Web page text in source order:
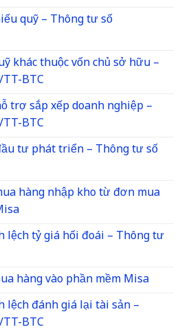
quỹ – Thông tư số
khác thuộc vốn chủ sở hữu –
BTC
trợ sắp xếp doanh nghiệp –
BTC
tư phát triển – Thông tư số
hàng nhập kho từ đơn mua
lệch tỷ giá hối đoái – Thông tư
hàng vào phần mềm Misa
lệch đánh giá lại tài sản –
BTC